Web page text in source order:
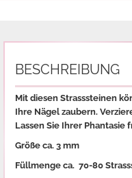
BESCHREIBUNG
Mit diesen Strasssteinen
Ihre Nägel zaubern.
Lassen Sie Ihrer Phantasie
Größe ca. 3 mm
Füllmenge ca. 70-80